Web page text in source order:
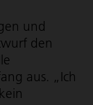
und
den
aus. „Ich